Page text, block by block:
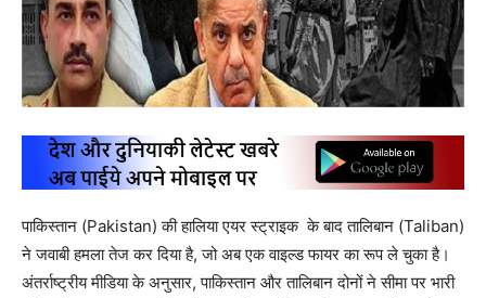
पाकिस्तान (Pakistan) की हालिया एयर स्ट्राइक के बाद तालिबान (Taliban)
ने जवाबी हमला तेज कर दिया है, जो अब एक वाइल्ड फायर का रूप ले चुका है।
अंतर्राष्ट्रीय मीडिया के अनुसार, पाकिस्तान और तालिबान दोनों ने सीमा पर भारी